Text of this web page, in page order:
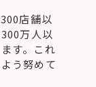
店舗以
万人以
す。これ
う努めて